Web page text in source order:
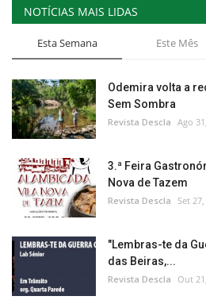
NOTÍCIAS MAIS LIDAS
Esta Semana Este Mês
Odemira volta a
Sem Sombra
Revista Descla Ago
3.ª Feira
Nova de Tazem
Revista Descla Set
"Lembras-te da
das Beiras,...
Revista Descla Out